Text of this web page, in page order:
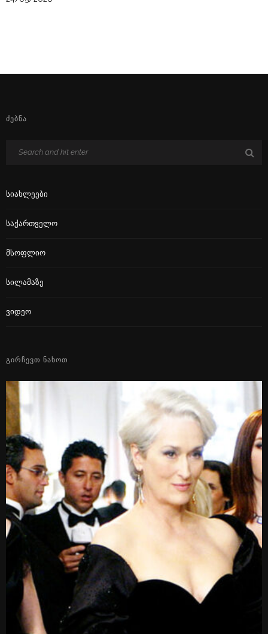
ᲫᲔᲑᲜᲐ
Სიახლეები
Საქართველო
Მსოფლიო
Სილამაზე
Ვიდეო
ᲒᲘᲠᲩᲔᲕᲗ ᲜᲐᲮᲝᲗ